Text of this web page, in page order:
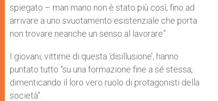
spiegato – man mano non è stato più così, fino ad
arrivare a uno svuotamento esistenziale che porta
non trovare neanche un senso al lavorare”.
I giovani, vittime di questa ‘disillusione’, hanno
puntato tutto “su una formazione fine a sé stessa,
dimenticando il loro vero ruolo di protagonisti della
società”.